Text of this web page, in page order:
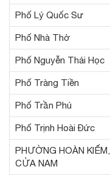
Phố Lý Quốc Sư
Phố Nhà Thờ
Phố Nguyễn Thái Học
Phố Tràng Tiền
Phố Trần Phú
Phố Trịnh Hoài Đức
PHƯỜNG HOÀN KIẾM,
CỬA NAM